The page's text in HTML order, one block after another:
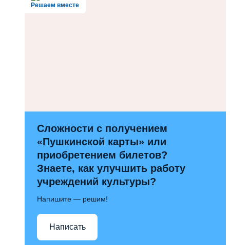
Решаем вместе
Сложности с получением
«Пушкинской карты» или
приобретением билетов?
Знаете, как улучшить работу
учреждений культуры?
Напишите — решим!
Написать